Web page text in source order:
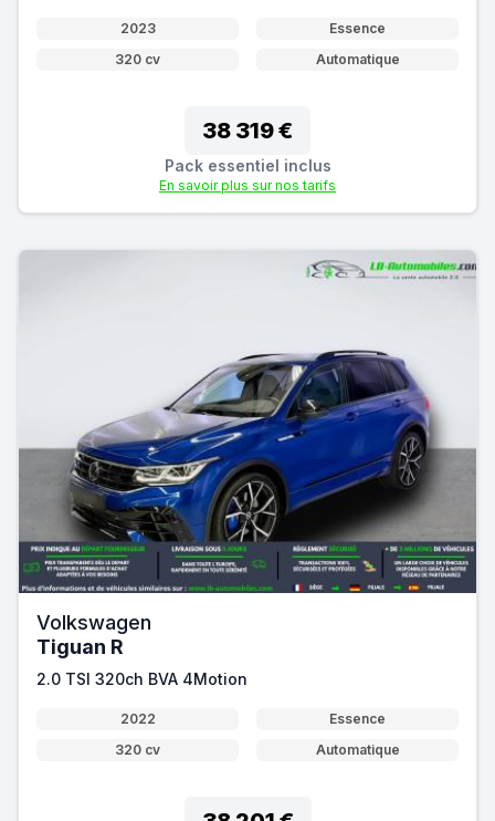
2023
Essence
320 cv
Automatique
38 319 €
Pack essentiel inclus
En savoir plus sur nos tarifs
Volkswagen
Tiguan R
2.0 TSI 320ch BVA 4Motion
2022
Essence
320 cv
Automatique